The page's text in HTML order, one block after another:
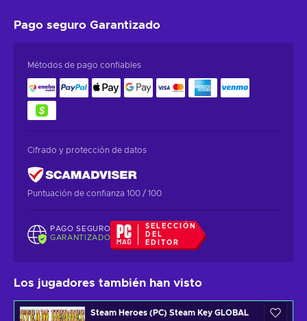
Pago seguro Garantizado
Métodos de pago confiables
Cifrado y protección de datos
Puntuación de confianza 100 / 100
PAGO SEGURO
GARANTIZADO
SELECCIÓN
DEL
EDITOR
Los jugadores también han visto
Steam Heroes (PC) Steam Key GLOBAL